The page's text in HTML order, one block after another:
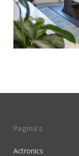
Pagina’s
Actronics